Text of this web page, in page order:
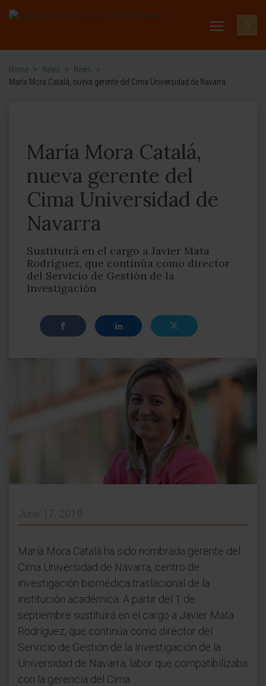
Home > News > News
>
María Mora Catalá, nueva gerente del Cima Universidad de Navarra
María Mora Catalá,
nueva gerente del
Cima Universidad de
Navarra
Sustituirá en el cargo a Javier Mata
Rodríguez, que continúa como director
del Servicio de Gestión de la
Investigación
June 17, 2019
María Mora Catalá ha sido nombrada gerente del
Cima Universidad de Navarra, centro de
investigación biomédica traslacional de la
institución académica. A partir del 1 de
septiembre sustituirá en el cargo a Javier Mata
Rodríguez, que continúa como director del
Servicio de Gestión de la Investigación de la
Universidad de Navarra, labor que compatibilizaba
con la gerencia del Cima.